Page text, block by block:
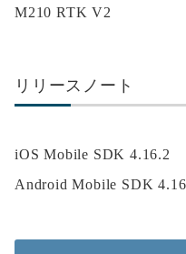
M210 RTK V2
リリースノート
iOS Mobile SDK 4.16.2
Android Mobile SDK